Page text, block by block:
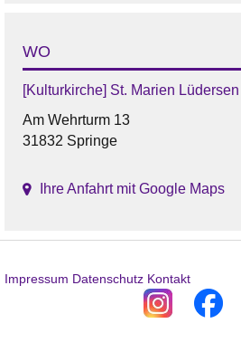
WO
[Kulturkirche] St. Marien Lüdersen
Am Wehrturm 13
31832 Springe
Ihre Anfahrt mit Google Maps
Impressum Datenschutz Kontakt